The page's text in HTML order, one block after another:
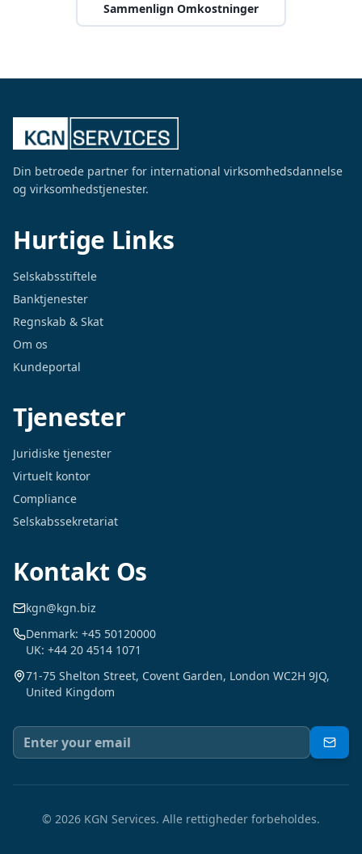
Sammenlign Omkostninger
Din betroede partner for international virksomhedsdannelse
og virksomhedstjenester.
Hurtige Links
Selskabsstiftele
Banktjenester
Regnskab & Skat
Om os
Kundeportal
Tjenester
Juridiske tjenester
Virtuelt kontor
Compliance
Selskabssekretariat
Kontakt Os
kgn@kgn.biz
Denmark: +45 50120000
UK: +44 20 4514 1071
71-75 Shelton Street, Covent Garden, London WC2H 9JQ,
United Kingdom
© 2026 KGN Services. Alle rettigheder forbeholdes.